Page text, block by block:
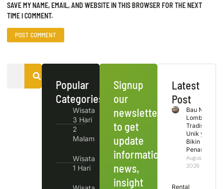
SAVE MY NAME, EMAIL, AND WEBSITE IN THIS BROWSER FOR THE NEXT
TIME I COMMENT.
Popular
Categories
Wisata
3 Hari
2
Malam
Wisata
1 Hari
Signup
our
newsletter
to get
update
information,
news,
insight
Latest
Post
Bau Nyale
Lombok
Tradisi
Unik yang
Bikin
Penasaran
August 9,
2026
Rental